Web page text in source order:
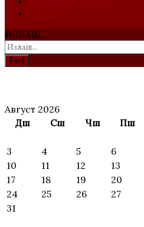
ИЗЛАШ...
Find
Август 2026
Дш
Сш Чш Пш
3
4 5 6
10
11 12 13
17
18 19 20
24
25 26 27
31